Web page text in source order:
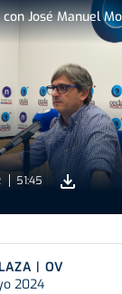
José Manuel
51:45
| OV
2024